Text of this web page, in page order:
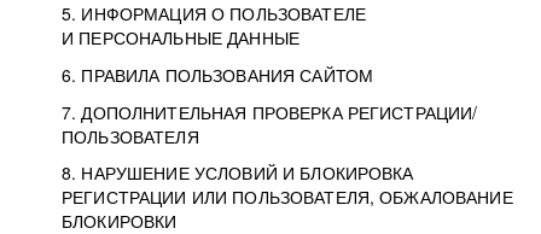
5. ИНФОРМАЦИЯ О ПОЛЬЗОВАТЕЛЕ
И ПЕРСОНАЛЬНЫЕ ДАННЫЕ
6. ПРАВИЛА ПОЛЬЗОВАНИЯ САЙТОМ
7. ДОПОЛНИТЕЛЬНАЯ ПРОВЕРКА РЕГИСТРАЦИИ/
ПОЛЬЗОВАТЕЛЯ
8. НАРУШЕНИЕ УСЛОВИЙ И БЛОКИРОВКА
РЕГИСТРАЦИИ ИЛИ ПОЛЬЗОВАТЕЛЯ, ОБЖАЛОВАНИЕ
БЛОКИРОВКИ